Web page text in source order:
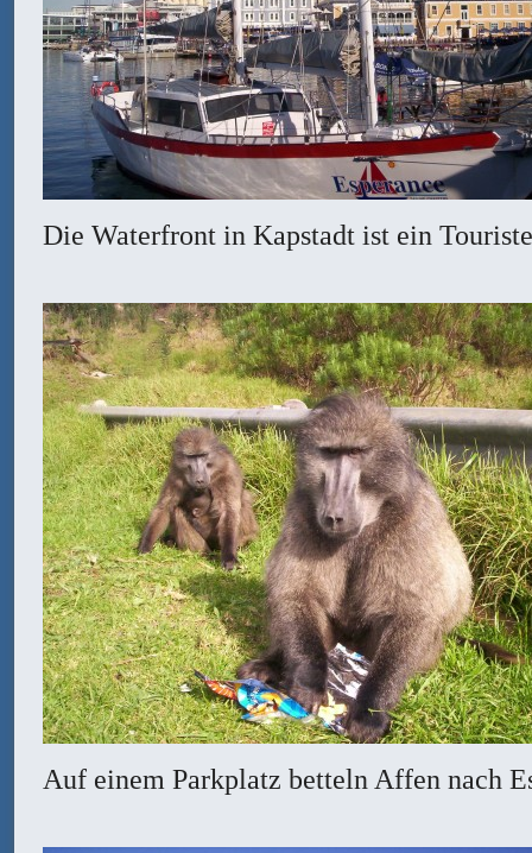
Die Waterfront in Kapstadt ist ein
Auf einem Parkplatz betteln Affen nach